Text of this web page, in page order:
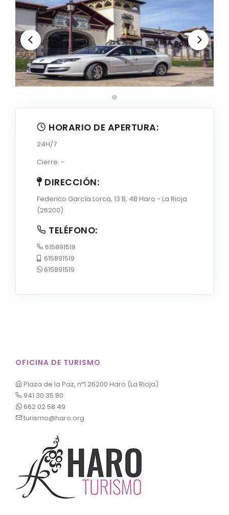
HORARIO DE APERTURA:
24H/7
Cierre: -
DIRECCIÓN:
Federico García Lorca, 13 B, 4B Haro - La Rioja
(26200)
TELÉFONO:
615891519
615891519
615891519
OFICINA DE TURISMO
Plaza de la Paz, nº1 26200 Haro (La Rioja)
941 30 35 80
662 02 58 49
turismo@haro.org